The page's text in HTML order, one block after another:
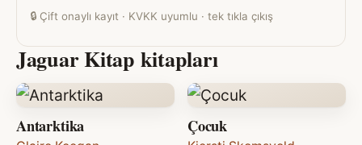
🔒 Çift onaylı kayıt · KVKK uyumlu · tek tıkla çıkış
Jaguar Kitap kitapları
Antarktika Çocuk